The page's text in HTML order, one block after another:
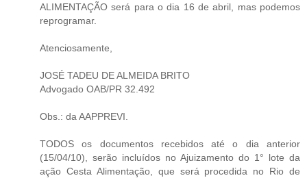
ALIMENTAÇÃO será para o dia 16 de abril, mas podemos
reprogramar.
Atenciosamente,
JOSÉ TADEU DE ALMEIDA BRITO
Advogado OAB/PR 32.492
Obs.: da AAPPREVI.
TODOS os documentos recebidos até o dia anterior
(15/04/10), serão incluídos no Ajuizamento do 1° lote da
ação Cesta Alimentação, que será procedida no Rio de